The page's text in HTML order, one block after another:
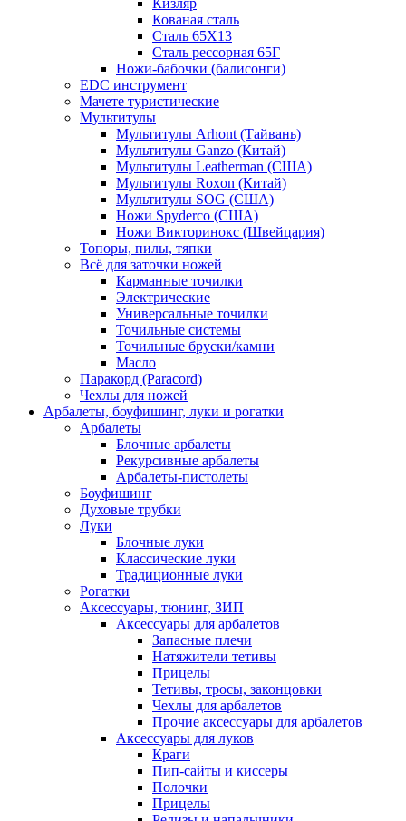
Кованая сталь
Сталь 65Х13
Сталь рессорная 65Г
Ножи-бабочки (балисонги)
EDC инструмент
Мачете туристические
Мультитулы
Мультитулы Arhont (Тайвань)
Мультитулы Ganzo (Китай)
Мультитулы Leatherman (США)
Мультитулы Roxon (Китай)
Мультитулы SOG (США)
Ножи Spyderco (США)
Ножи Викторинокс (Швейцария)
Топоры, пилы, тяпки
Всё для заточки ножей
Карманные точилки
Электрические
Универсальные точилки
Точильные системы
Точильные бруски/камни
Масло
Паракорд (Paracord)
Чехлы для ножей
Арбалеты, боуфишинг, луки и рогатки
Арбалеты
Блочные арбалеты
Рекурсивные арбалеты
Арбалеты-пистолеты
Боуфишинг
Духовые трубки
Луки
Блочные луки
Классические луки
Традиционные луки
Рогатки
Аксессуары, тюнинг, ЗИП
Аксессуары для арбалетов
Запасные плечи
Натяжители тетивы
Прицелы
Тетивы, тросы, законцовки
Чехлы для арбалетов
Прочие аксессуары для арбалетов
Аксессуары для луков
Краги
Пип-сайты и киссеры
Полочки
Прицелы